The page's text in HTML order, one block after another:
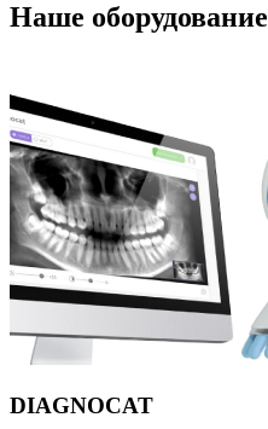
Наше оборудование
DIAGNOCAT